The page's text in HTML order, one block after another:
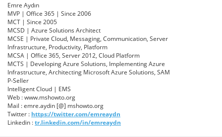
Emre Aydın
MVP | Office 365 | Since 2006
MCT | Since 2005
MCSD | Azure Solutions Architect
MCSE | Private Cloud, Messaging, Communication, Server
Infrastructure, Productivity, Platform
MCSA | Office 365, Server 2012, Cloud Platform
MCTS | Developing Azure Solutions, Implementing Azure
Infrastructure, Architecting Microsoft Azure Solutions, SAM
P-Seller
Intelligent Cloud | EMS
Web : www.mshowto.org
Mail : emre.aydin [@] mshowto.org
Twitter : https://twitter.com/emreaydn
Linkedin :tr.linkedin.com/in/emreaydn